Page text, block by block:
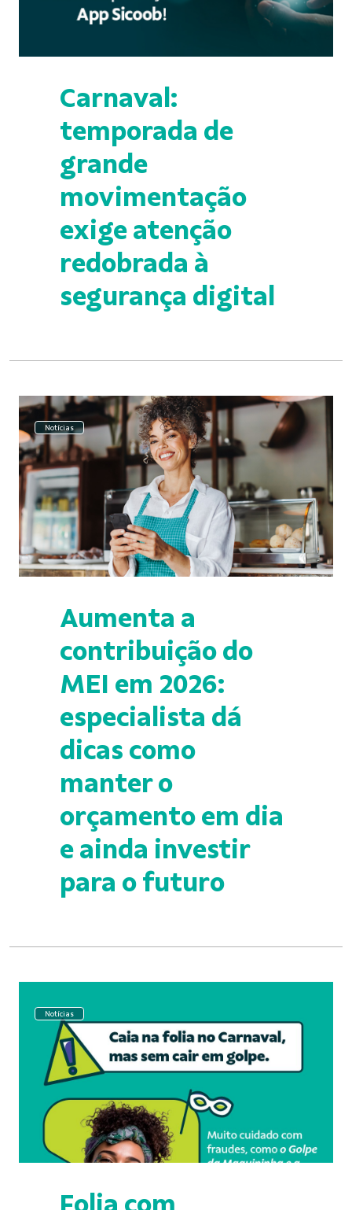
Carnaval:
temporada de
grande
movimentação
exige atenção
redobrada à
segurança digital
Notícias
Aumenta a
contribuição do
MEI em 2026:
especialista dá
dicas como
manter o
orçamento em dia
e ainda investir
para o futuro
Notícias
Folia com